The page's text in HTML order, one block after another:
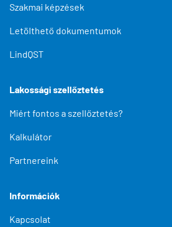
Szakmai képzések
Letölthető dokumentumok
LindQST
Lakossági szellőztetés
Miért fontos a szellőztetés?
Kalkulátor
Partnereink
Információk
Kapcsolat